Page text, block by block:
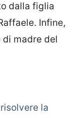
dalla figlia
Infine,
madre del
la